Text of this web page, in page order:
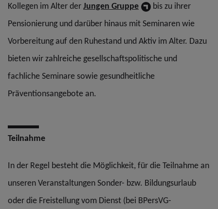
Kollegen im Alter derJungen Gruppe
bis zu ihrer
Pensionierung und darüber hinaus mit Seminaren wie
Vorbereitung auf den Ruhestand und Aktiv im Alter. Dazu
bieten wir zahlreiche gesellschaftspolitische und
fachliche Seminare sowie gesundheitliche
Präventionsangebote an.
Teilnahme
In der Regel besteht die Möglichkeit, für die Teilnahme an
unseren Veranstaltungen Sonder- bzw. Bildungsurlaub
oder die Freistellung vom Dienst (bei BPersVG-